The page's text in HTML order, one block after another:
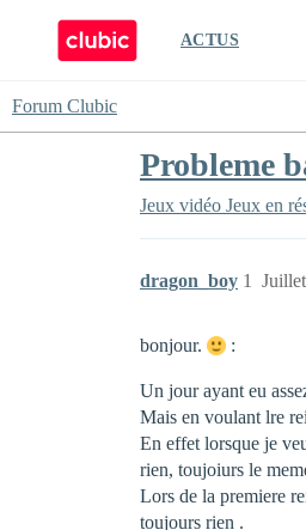
ACTUS
Forum Clubic
Probleme
Jeux vidéo Jeux en
dragon_boy 1
bonjour. :
Un jour ayant eu
Mais en voulant lre
En effet lorsque je
rien, toujoiurs le
Lors de la premiere
toujours rien .